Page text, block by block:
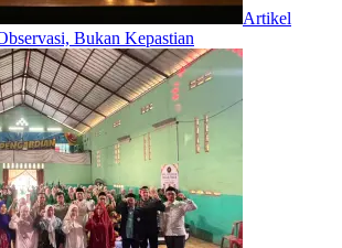
Artikel
Bukan Kepastian